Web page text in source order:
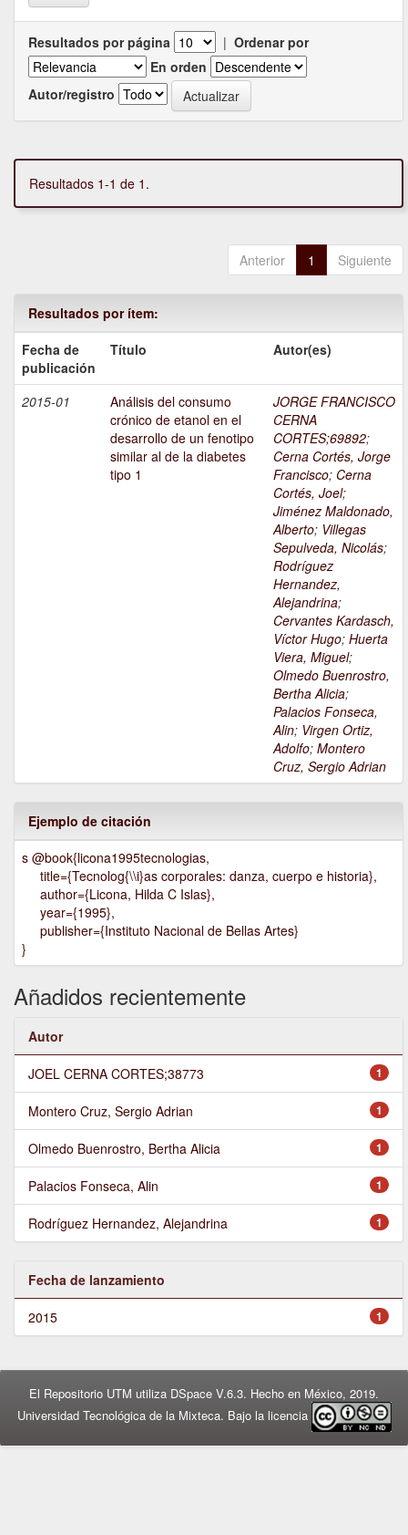
Resultados por página | Ordenar por
En orden
Autor/registro
Resultados 1-1 de 1.
Anterior 1 Siguiente
Resultados por ítem:
Fecha de
publicación
Título Autor(es)
2015-01
Análisis del consumo
crónico de etanol en el
desarrollo de un fenotipo
similar al de la diabetes
tipo 1
JORGE FRANCISCO
CERNA
CORTES;69892;
Cerna Cortés, Jorge
Francisco; Cerna
Cortés, Joel;
Jiménez Maldonado,
Alberto; Villegas
Sepulveda, Nicolás;
Rodríguez
Hernandez,
Alejandrina;
Cervantes Kardasch,
Víctor Hugo; Huerta
Viera, Miguel;
Olmedo Buenrostro,
Bertha Alicia;
Palacios Fonseca,
Alin; Virgen Ortiz,
Adolfo; Montero
Cruz, Sergio Adrian
Ejemplo de citación
s @book{licona1995tecnologias,
title={Tecnolog{\\i}as corporales: danza, cuerpo e historia},
author={Licona, Hilda C Islas},
year={1995},
publisher={Instituto Nacional de Bellas Artes}
}
Añadidos recientemente
Autor
1
JOEL CERNA CORTES;38773
1
Montero Cruz, Sergio Adrian
1
Olmedo Buenrostro, Bertha Alicia
1
Palacios Fonseca, Alin
1
Rodríguez Hernandez, Alejandrina
Fecha de lanzamiento
1
2015
El Repositorio UTM utiliza DSpace V.6.3. Hecho en México, 2019.
Universidad Tecnológica de la Mixteca. Bajo la licencia